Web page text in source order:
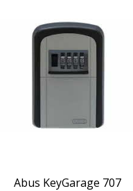
Abus KeyGarage 707